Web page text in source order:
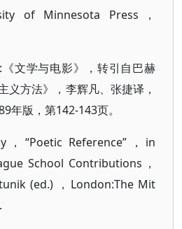
of Minnesota Press，
文学与电影》，转引自巴赫
义方法》，李辉凡、张捷译，
年版，第142-143页。
，“Poetic Reference”，in
School Contributions，
(ed.) ，London:The Mit